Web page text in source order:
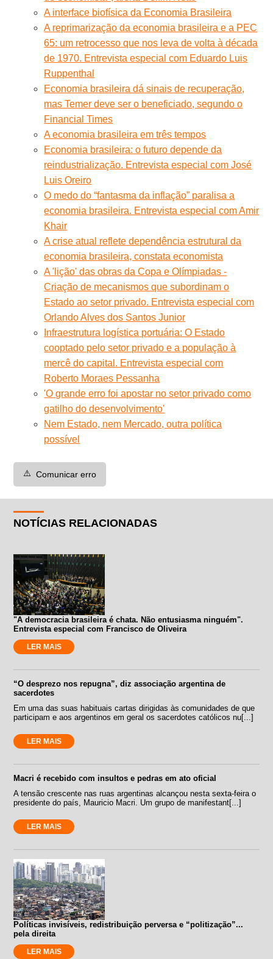
A interface biofísica da Economia Brasileira
A reprimarização da economia brasileira e a PEC
65: um retrocesso que nos leva de volta à década
de 1970. Entrevista especial com Eduardo Luis
Ruppenthal
Economia brasileira dá sinais de recuperação,
mas Temer deve ser o beneficiado, segundo o
Financial Times
A economia brasileira em três tempos
Economia brasileira: o futuro depende da
reindustrialização. Entrevista especial com José
Luis Oreiro
O medo do “fantasma da inflação” paralisa a
economia brasileira. Entrevista especial com Amir
Khair
A crise atual reflete dependência estrutural da
economia brasileira, constata economista
A 'lição' das obras da Copa e Olímpiadas -
Criação de mecanismos que subordinam o
Estado ao setor privado. Entrevista especial com
Orlando Alves dos Santos Junior
Infraestrutura logística portuária: O Estado
cooptado pelo setor privado e a população à
mercê do capital. Entrevista especial com
Roberto Moraes Pessanha
'O grande erro foi apostar no setor privado como
gatilho do desenvolvimento'
Nem Estado, nem Mercado, outra política
possível
⚠️ Comunicar erro
NOTÍCIAS RELACIONADAS
"A democracia brasileira é chata. Não entusiasma ninguém".
Entrevista especial com Francisco de Oliveira
LER MAIS
“O desprezo nos repugna”, diz associação argentina de
sacerdotes
Em uma das suas habituais cartas dirigidas às comunidades de que
participam e aos argentinos em geral os sacerdotes católicos nu[...]
LER MAIS
Macri é recebido com insultos e pedras em ato oficial
A tensão crescente nas ruas argentinas alcançou nesta sexta-feira o
presidente do país, Mauricio Macri. Um grupo de manifestant[...]
LER MAIS
Políticas invisíveis, redistribuição perversa e “politização”...
pela direita
LER MAIS